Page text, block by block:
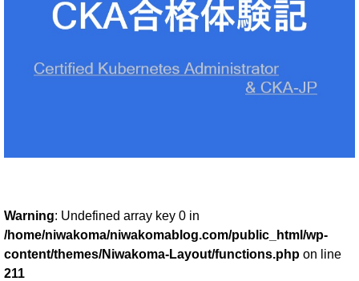
Warning: Undefined array key 0 in
/home/niwakoma/niwakomablog.com/public_html/wp-
content/themes/Niwakoma-Layout/functions.php on line
211